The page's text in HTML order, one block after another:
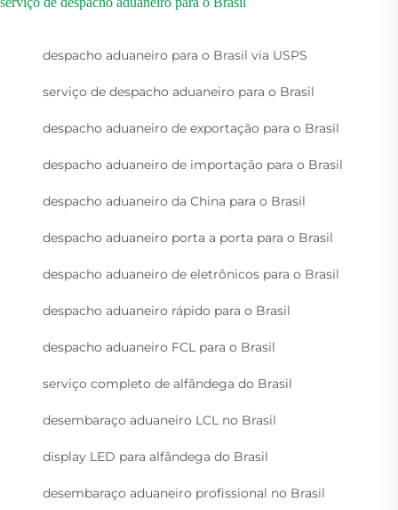
despacho aduaneiro para o Brasil via USPS
serviço de despacho aduaneiro para o Brasil
despacho aduaneiro de exportação para o Brasil
despacho aduaneiro de importação para o Brasil
despacho aduaneiro da China para o Brasil
despacho aduaneiro porta a porta para o Brasil
despacho aduaneiro de eletrônicos para o Brasil
despacho aduaneiro rápido para o Brasil
despacho aduaneiro FCL para o Brasil
serviço completo de alfândega do Brasil
desembaraço aduaneiro LCL no Brasil
display LED para alfândega do Brasil
desembaraço aduaneiro profissional no Brasil